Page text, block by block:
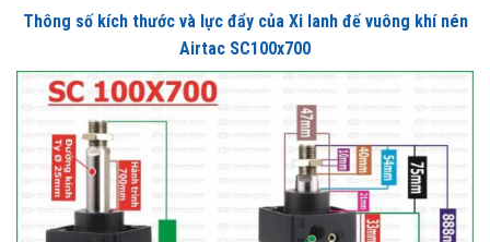
Thông số kích thước và lực đẩy của Xi lanh đế vuông khí nén
Airtac SC100x700